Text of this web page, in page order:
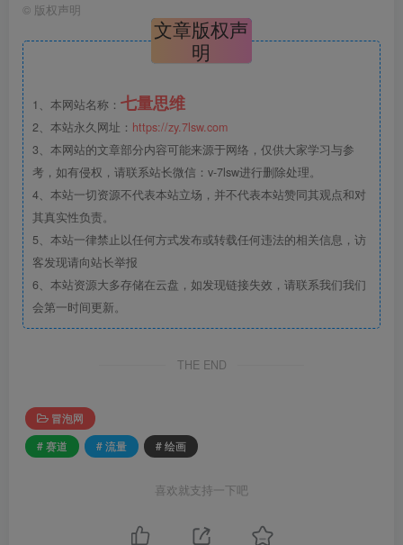
© 版权声明
文章版权声
明
1、本网站名称： 七量思维
2、本站永久网址： https://zy.7lsw.com
3、本网站的文章部分内容可能来源于网络，仅供大家学习与参
考，如有侵权，请联系站长微信：v-7lsw进行删除处理。
4、本站一切资源不代表本站立场，并不代表本站赞同其观点和对
其真实性负责。
5、本站一律禁止以任何方式发布或转载任何违法的相关信息，访
客发现请向站长举报
6、本站资源大多存储在云盘，如发现链接失效，请联系我们我们
会第一时间更新。
THE END
冒泡网
# 赛道
# 流量 # 绘画
喜欢就支持一下吧